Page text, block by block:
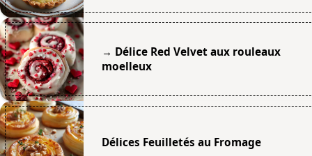
→ Délice Red Velvet aux rouleaux
moelleux
Délices Feuilletés au Fromage